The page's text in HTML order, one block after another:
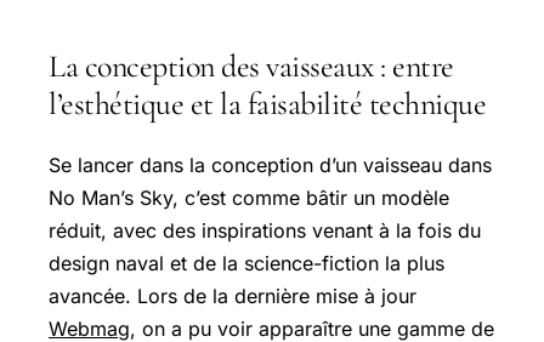
La conception des vaisseaux : entre
l’esthétique et la faisabilité technique
Se lancer dans la conception d’un vaisseau dans
No Man’s Sky, c’est comme bâtir un modèle
réduit, avec des inspirations venant à la fois du
design naval et de la science-fiction la plus
avancée. Lors de la dernière mise à jour
Webmag, on a pu voir apparaître une gamme de